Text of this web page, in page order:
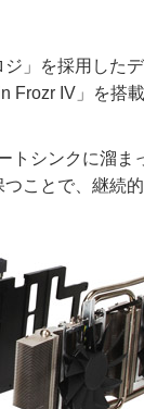
」を採用した
Frozr IV」を搭
トシンクに溜
ことで、継続